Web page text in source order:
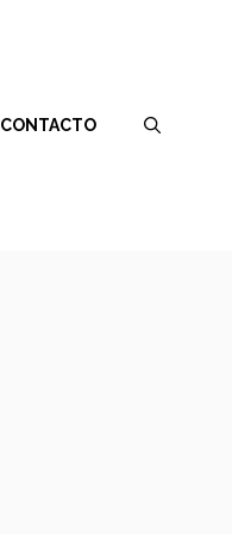
CONTACTO